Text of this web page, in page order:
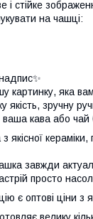
і стійке
на чашці:
картинку, яка
зручну
кава або
якісної
завжди
просто
є оптові ціни
велику